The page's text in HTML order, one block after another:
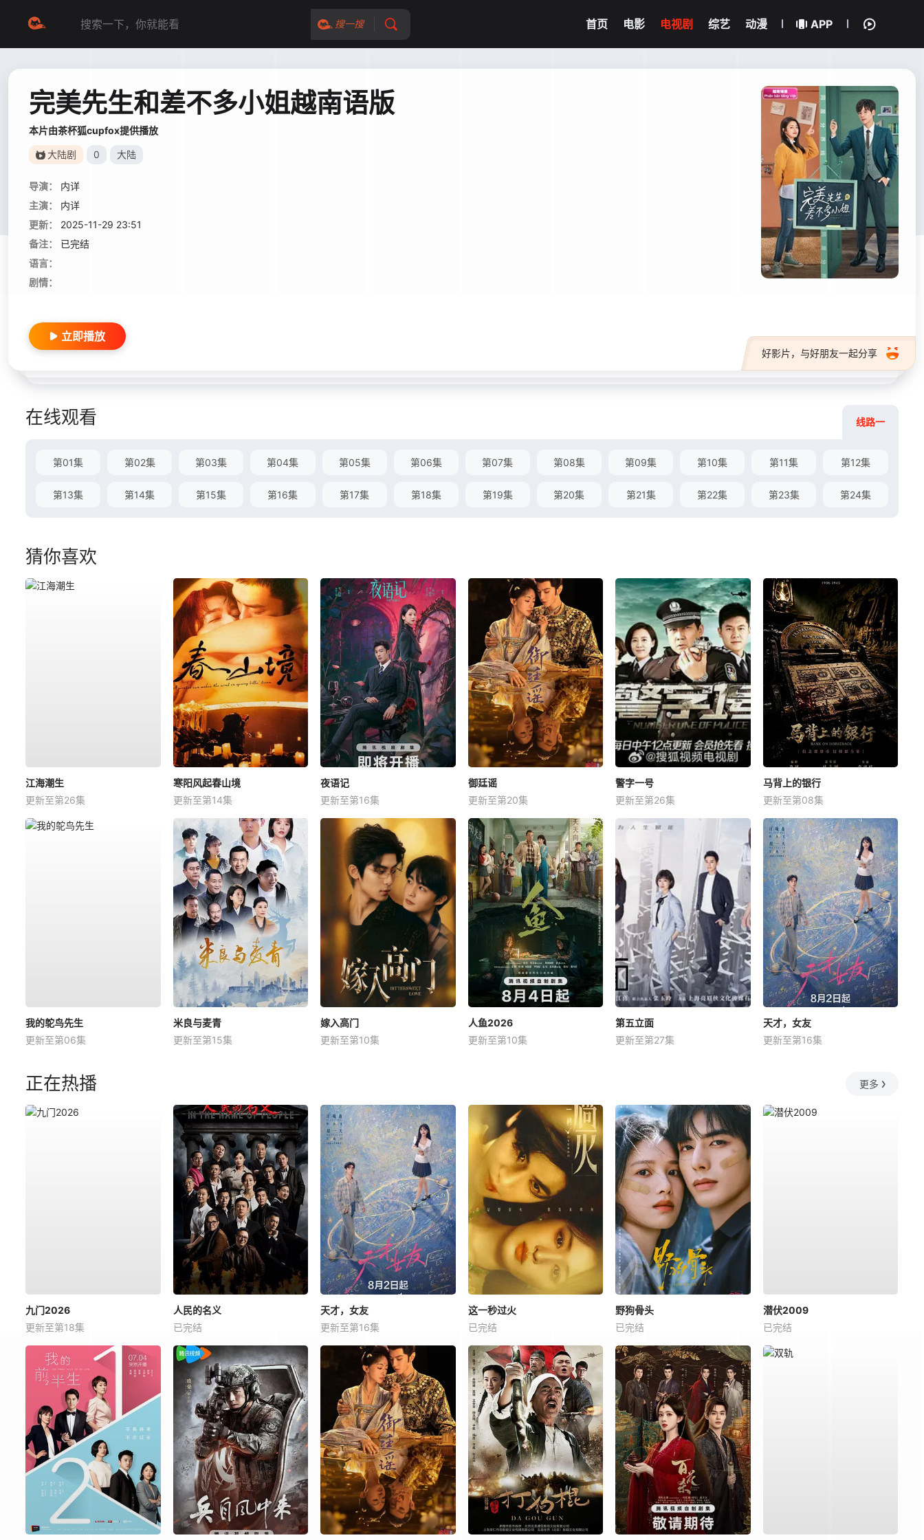
搜一搜 首页 电影 电视剧 综艺 动漫 APP
完美先生和差不多小姐越南语版
本片由茶杯狐cupfox提供播放
大陆剧 0 大陆
导演：
内详
主演：
内详
更新：
2025-11-29 23:51
备注：
已完结
语言：
剧情：
好影片，与好朋友一起分享
立即播放
在线观看 线路一
第01集 第02集 第03集 第04集 第05集 第06集 第07集 第08集 第09集 第10集 第11集 第12集
第13集 第14集 第15集 第16集 第17集 第18集 第19集 第20集 第21集 第22集 第23集 第24集
猜你喜欢
江海潮生
更新至第26集
寒阳风起春山境
更新至第14集
夜语记
更新至第16集
御廷谣
更新至第20集
警字一号
更新至第26集
马背上的银行
更新至第08集
我的鸵鸟先生
更新至第06集
米良与麦青
更新至第15集
嫁入高门
更新至第10集
人鱼2026
更新至第10集
第五立面
更新至第27集
天才，女友
更新至第16集
正在热播 更多
九门2026
更新至第18集
人民的名义
已完结
天才，女友
更新至第16集
这一秒过火
已完结
野狗骨头
已完结
潜伏2009
已完结